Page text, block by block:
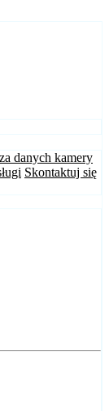
danych kamery
Skontaktuj się